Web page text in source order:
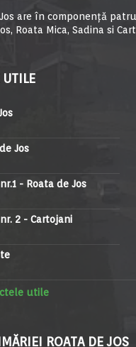
are în componență
Roata Mica, Sadina si
UTILE
Jos
- Roata de Jos
2 - Cartojani
utile
ROATA DE JOS